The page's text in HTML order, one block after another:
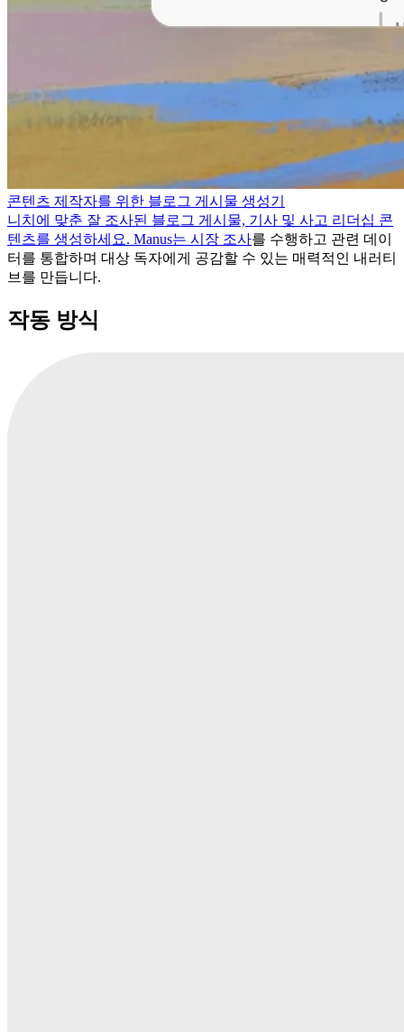
콘텐츠 제작자를 위한 블로그 게시물 생성기
니치에 맞춘 잘 조사된 블로그 게시물, 기사 및 사고 리더십 콘
텐츠를 생성하세요. Manus는 시장 조사를 수행하고 관련 데이
터를 통합하며 대상 독자에게 공감할 수 있는 매력적인 내러티
브를 만듭니다.
작동 방식